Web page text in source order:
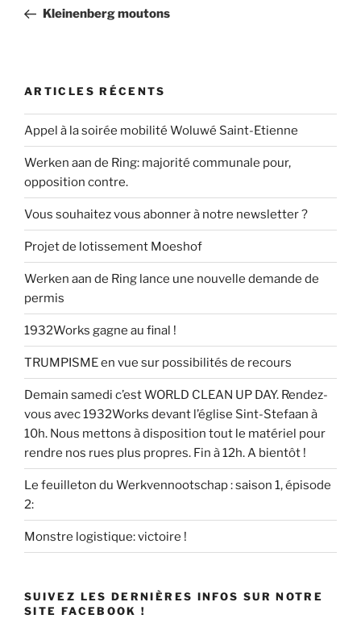
l’article
précédent
Kleinenberg moutons
ARTICLES RÉCENTS
Appel à la soirée mobilité Woluwé Saint-Etienne
Werken aan de Ring: majorité communale pour,
opposition contre.
Vous souhaitez vous abonner à notre newsletter ?
Projet de lotissement Moeshof
Werken aan de Ring lance une nouvelle demande de
permis
1932Works gagne au final !
TRUMPISME en vue sur possibilités de recours
Demain samedi c’est WORLD CLEAN UP DAY. Rendez-
vous avec 1932Works devant l’église Sint-Stefaan à
10h. Nous mettons à disposition tout le matériel pour
rendre nos rues plus propres. Fin à 12h. A bientôt !
Le feuilleton du Werkvennootschap : saison 1, épisode
2:
Monstre logistique: victoire !
SUIVEZ LES DERNIÈRES INFOS SUR NOTRE
SITE FACEBOOK !